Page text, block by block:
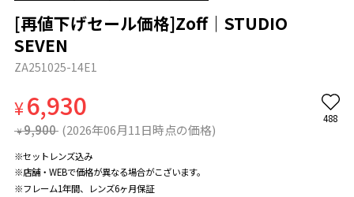
[再値下げセール価格]Zoff｜STUDIO
SEVEN
ZA251025-14E1
¥6,930
¥ 9,900 (2026年06月11日時点の価格)
488
※セットレンズ込み
※店舗・WEBで価格が異なる場合がこざいます。
※フレーム1年間、レンズ6ヶ月保証